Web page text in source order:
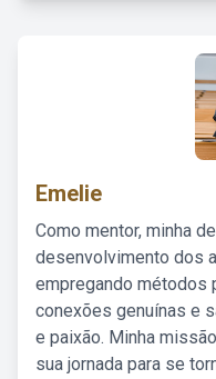
Emelie
Como mentor, minha
desenvolvimento dos
empregando métodos
conexões genuínas e
e paixão. Minha
sua jornada para se